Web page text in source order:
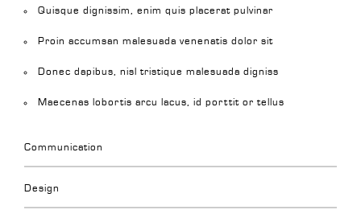
Quisque dignissim, enim quis placerat pulvinar
Proin accumsan malesuada venenatis dolor sit
Donec dapibus, nisl tristique malesuada digniss
Maecenas lobortis arcu lacus, id porttit or tellus
Communication
Design